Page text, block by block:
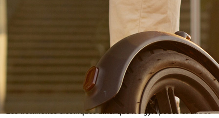
Déplacement Personnels Motorisés (EDPM)!
Ces nouveaux modes de déplacement se
popularisent d'années en années. Lors de nos
différents déplacements, les dangers peuvent être
nombreux sur la voie publique, surtout si tout le
monde ne respecte pas les bonnes règles de
"conduite" !
Les trottinettes électriques ainsi que les gyropodes et autres